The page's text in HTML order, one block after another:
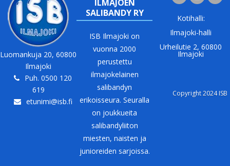
Luomankuja 20, 60800
Ilmajoki
Puh. 0500 120
619
etunimi@isb.fi
ILMAJOEN
SALIBANDY RY
ISB Ilmajoki on
vuonna 2000
perustettu
ilmajokelainen
salibandyn
erikoisseura. Seuralla
on joukkueita
salibandyliiton
miesten, naisten ja
junioreiden sarjoissa.
Kotihalli:
Ilmajoki-halli
Urheilutie 2, 60800
Ilmajoki
Copyright 2024 ISB